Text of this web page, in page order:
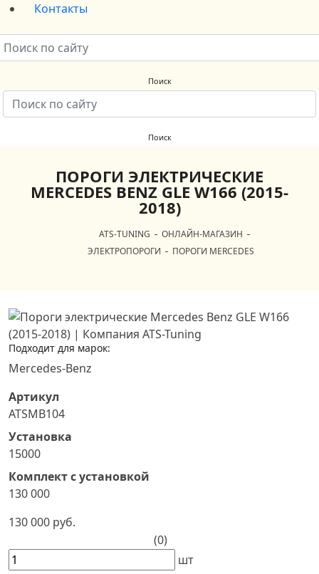
Контакты
ПОРОГИ ЭЛЕКТРИЧЕСКИЕ
MERCEDES BENZ GLE W166 (2015-
2018)
ATS-TUNING
ОНЛАЙН-МАГАЗИН
ЭЛЕКТРОПОРОГИ
ПОРОГИ MERCEDES
Подходит для марок:
Mercedes-Benz
Артикул
ATSMB104
Установка
15000
Комплект с установкой
130 000
130 000 руб.
(0)
шт